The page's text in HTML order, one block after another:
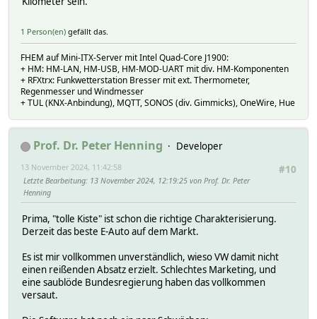
1 Person(en) gefällt das.
FHEM auf Mini-ITX-Server mit Intel Quad-Core J1900:
+ HM: HM-LAN, HM-USB, HM-MOD-UART mit div. HM-Komponenten
+ RFXtrx: Funkwetterstation Bresser mit ext. Thermometer,
Regenmesser und Windmesser
+ TUL (KNX-Anbindung), MQTT, SONOS (div. Gimmicks), OneWire, Hue
Prof. Dr. Peter Henning
Developer
#10
13 November 2024, 11:42:58
Letzte Bearbeitung: 13 November 2024, 12:19:25 von Prof. Dr. Peter
Henning
Prima, "tolle Kiste" ist schon die richtige Charakterisierung.
Derzeit das beste E-Auto auf dem Markt.
Es ist mir vollkommen unverständlich, wieso VW damit nicht
einen reißenden Absatz erzielt. Schlechtes Marketing, und
eine saublöde Bundesregierung haben das vollkommen
versaut.